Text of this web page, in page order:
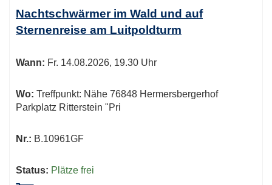
Tabellenüberschriften
können
sortiert
Nachtschwärmer im Wald und auf
Sternenreise am Luitpoldturm
Wann: Fr. 14.08.2026, 19.30 Uhr
Wo: Treffpunkt: Nähe 76848 Hermersbergerhof
Parkplatz Ritterstein "Pri
Nr.: B.10961GF
Status: Plätze frei